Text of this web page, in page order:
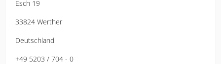
Esch 19
33824 Werther
Deutschland
+49 5203 / 704 - 0